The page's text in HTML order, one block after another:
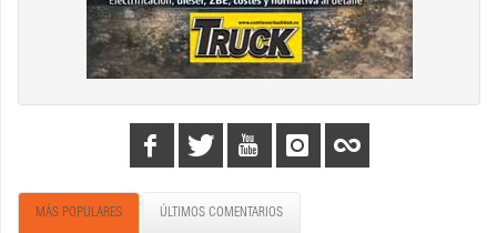
MÁS POPULARES ÚLTIMOS COMENTARIOS